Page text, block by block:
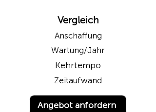
Vergleich
Anschaffung
Wartung/Jahr
Kehrtempo
Zeitaufwand
Angebot anfordern